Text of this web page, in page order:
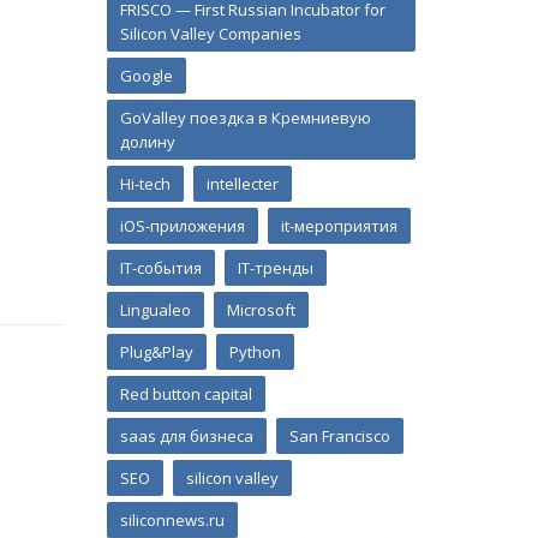
FRISCO — First Russian Incubator for
Silicon Valley Companies
Google
GoValley поездка в Кремниевую
долину
Hi-tech
intellecter
iOS-приложения
it-мероприятия
IT-события
IT-тренды
Lingualeo
Microsoft
Plug&Play
Python
Red button capital
saas для бизнеса
San Francisco
SEO
silicon valley
siliconnews.ru